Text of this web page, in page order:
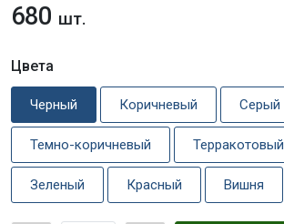
680 шт.
Цвета
Черный Коричневый Серый
Темно-коричневый Терракотовый
Зеленый Красный Вишня